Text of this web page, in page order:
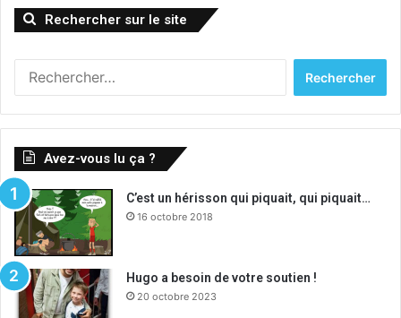
Rechercher sur le site
Avez-vous lu ça ?
C’est un hérisson qui piquait, qui piquait…
16 octobre 2018
Hugo a besoin de votre soutien !
20 octobre 2023